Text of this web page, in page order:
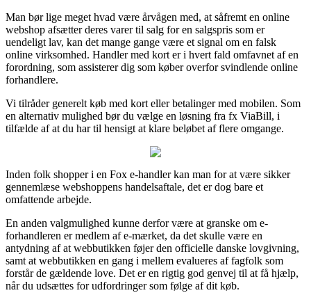
Man bør lige meget hvad være årvågen med, at såfremt en online
webshop afsætter deres varer til salg for en salgspris som er
uendeligt lav, kan det mange gange være et signal om en falsk
online virksomhed. Handler med kort er i hvert fald omfavnet af en
forordning, som assisterer dig som køber overfor svindlende online
forhandlere.
Vi tilråder generelt køb med kort eller betalinger med mobilen. Som
en alternativ mulighed bør du vælge en løsning fra fx ViaBill, i
tilfælde af at du har til hensigt at klare beløbet af flere omgange.
Inden folk shopper i en Fox e-handler kan man for at være sikker
gennemlæse webshoppens handelsaftale, det er dog bare et
omfattende arbejde.
En anden valgmulighed kunne derfor være at granske om e-
forhandleren er medlem af e-mærket, da det skulle være en
antydning af at webbutikken føjer den officielle danske lovgivning,
samt at webbutikken en gang i mellem evalueres af fagfolk som
forstår de gældende love. Det er en rigtig god genvej til at få hjælp,
når du udsættes for udfordringer som følge af dit køb.